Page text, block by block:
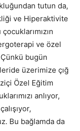
tutun da,
ve Hiperaktivite
ve özel
bugün
üzerimize çığ
Özel Eğitim
anlıyor,
Bu bağlamda da